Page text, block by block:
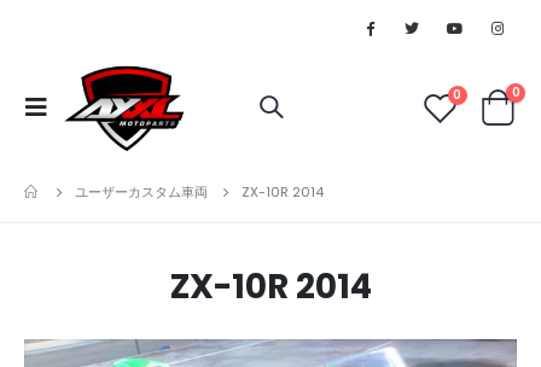
0 0
ユーザーカスタム車両 ZX-10R 2014
ZX-10R 2014